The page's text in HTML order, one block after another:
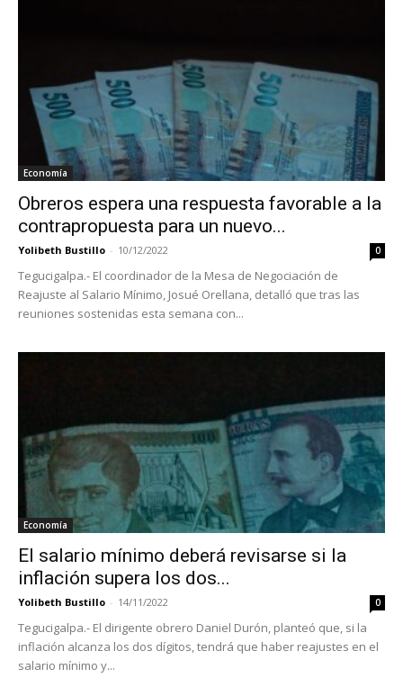
Economía
Obreros espera una respuesta favorable a la
contrapropuesta para un nuevo...
Yolibeth Bustillo - 10/12/2022 0
Tegucigalpa.- El coordinador de la Mesa de Negociación de
Reajuste al Salario Mínimo, Josué Orellana, detalló que tras las
reuniones sostenidas esta semana con...
Economía
El salario mínimo deberá revisarse si la
inflación supera los dos...
Yolibeth Bustillo - 14/11/2022 0
Tegucigalpa.- El dirigente obrero Daniel Durón, planteó que, si la
inflación alcanza los dos dígitos, tendrá que haber reajustes en el
salario mínimo y...